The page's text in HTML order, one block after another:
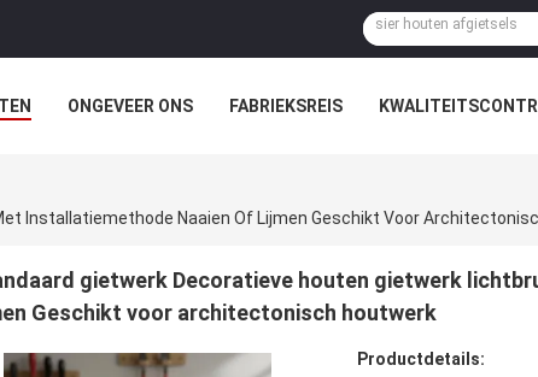
ONGEVEER ONS FABRIEKSREIS
Installatiemethode Naaien Of Lijmen Geschikt Voor
gietwerk Decoratieve houten gietwerk
Geschikt voor architectonisch houtwerk
Productdetails: